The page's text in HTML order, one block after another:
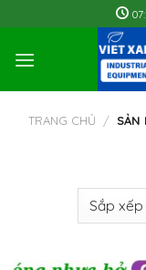
to
content
TRANG CHỦ / SẢN